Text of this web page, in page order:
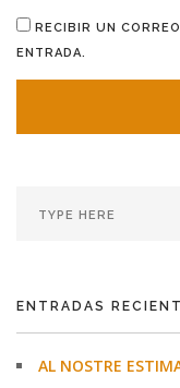
RECIBIR UN
ENTRADA.
ENTRADAS
AL NOSTRE